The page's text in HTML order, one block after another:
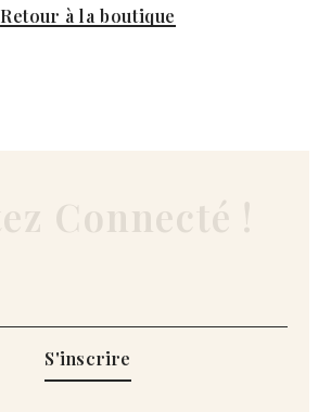
Retour à la boutique
S'inscrire